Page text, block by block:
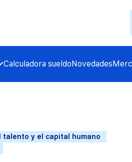
Calculadora sueldoNovedades
talento y el capital humano